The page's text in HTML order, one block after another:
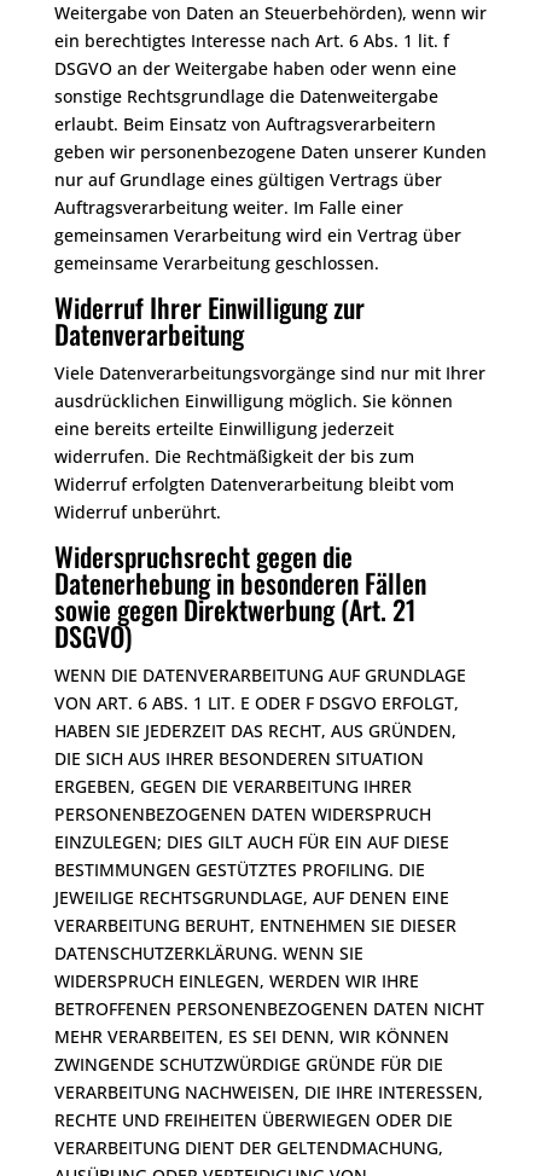
Weitergabe von Daten an Steuerbehörden), wenn wir
ein berechtigtes Interesse nach Art. 6 Abs. 1 lit. f
DSGVO an der Weitergabe haben oder wenn eine
sonstige Rechtsgrundlage die Datenweitergabe
erlaubt. Beim Einsatz von Auftragsverarbeitern
geben wir personenbezogene Daten unserer Kunden
nur auf Grundlage eines gültigen Vertrags über
Auftragsverarbeitung weiter. Im Falle einer
gemeinsamen Verarbeitung wird ein Vertrag über
gemeinsame Verarbeitung geschlossen.
Widerruf Ihrer Einwilligung zur
Datenverarbeitung
Viele Datenverarbeitungsvorgänge sind nur mit Ihrer
ausdrücklichen Einwilligung möglich. Sie können
eine bereits erteilte Einwilligung jederzeit
widerrufen. Die Rechtmäßigkeit der bis zum
Widerruf erfolgten Datenverarbeitung bleibt vom
Widerruf unberührt.
Widerspruchsrecht gegen die
Datenerhebung in besonderen Fällen
sowie gegen Direktwerbung (Art. 21
DSGVO)
WENN DIE DATENVERARBEITUNG AUF GRUNDLAGE
VON ART. 6 ABS. 1 LIT. E ODER F DSGVO ERFOLGT,
HABEN SIE JEDERZEIT DAS RECHT, AUS GRÜNDEN,
DIE SICH AUS IHRER BESONDEREN SITUATION
ERGEBEN, GEGEN DIE VERARBEITUNG IHRER
PERSONENBEZOGENEN DATEN WIDERSPRUCH
EINZULEGEN; DIES GILT AUCH FÜR EIN AUF DIESE
BESTIMMUNGEN GESTÜTZTES PROFILING. DIE
JEWEILIGE RECHTSGRUNDLAGE, AUF DENEN EINE
VERARBEITUNG BERUHT, ENTNEHMEN SIE DIESER
DATENSCHUTZERKLÄRUNG. WENN SIE
WIDERSPRUCH EINLEGEN, WERDEN WIR IHRE
BETROFFENEN PERSONENBEZOGENEN DATEN NICHT
MEHR VERARBEITEN, ES SEI DENN, WIR KÖNNEN
ZWINGENDE SCHUTZWÜRDIGE GRÜNDE FÜR DIE
VERARBEITUNG NACHWEISEN, DIE IHRE INTERESSEN,
RECHTE UND FREIHEITEN ÜBERWIEGEN ODER DIE
VERARBEITUNG DIENT DER GELTENDMACHUNG,